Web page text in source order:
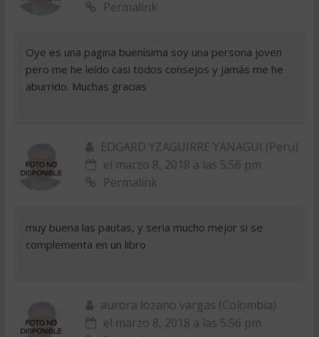
Permalink
Oye es una pagina buenísima soy una persona joven
pero me he leído casi todos consejos y jamás me he
aburrido. Muchas gracias
EDGARD YZAGUIRRE YANAGUI (Peru)
el marzo 8, 2018 a las 5:56 pm
Permalink
muy buena las pautas, y seria mucho mejor si se
complementa en un libro
aurora lozano vargas (Colombia)
el marzo 8, 2018 a las 5:56 pm